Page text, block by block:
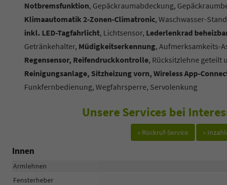
Notbremsfunktion, Gepäckraumabdeckung,
Klimaautomatik 2-Zonen-Climatronic, Waschwasser-
inkl. LED-Tagfahrlicht, Lichtsensor, Lederlenkrad
Getränkehalter, Müdigkeitserkennung, Aufmerksamkeits-
Regensensor, Reifendruckkontrolle, Rücksitzlehne geteilt
Reinigungsanlage, Sitzheizung vorn, Wireless App-
Funkfernbedienung, Wegfahrsperre, Servolenkung
Unsere Services bei
» Rückruf-Service »
Innen
Armlehnen
Fensterheber